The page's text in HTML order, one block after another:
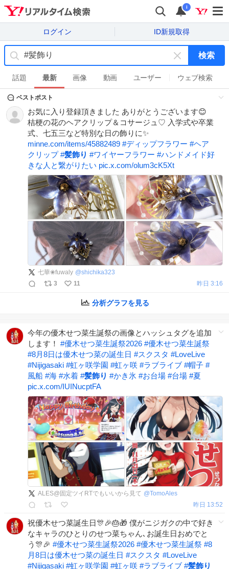
i
ログイン ID新規取得
キ
ー
ワ
ド
を
す
検索
話題 最新 画像 動画 ユーザー ウェブ検索
ベストポスト
お気に入り登録頂きました ありがとうございます😊
桔梗の花のヘアクリップ＆コサージュ♡ 入学式や卒業
式、七五三など特別な日の飾りに✨
minne.com/items/45882489 #ディップフラワー #ヘア
クリップ #髪飾り #ワイヤーフラワー #ハンドメイド好
きな人と繋がりたい pic.x.com/olum3cK5Xt
七華❀fuwaly @shichika323
3
11 昨日 3:16
分析グラフを見る
今年の優木せつ菜生誕祭の画像とハッシュタグを追加
します！ #優木せつ菜生誕祭2026 #優木せつ菜生誕祭
#8月8日は優木せつ菜の誕生日 #スクスタ #LoveLive
#Nijigasaki #虹ヶ咲学園 #虹ヶ咲 #ラブライブ #帽子 #
風船 #海 #水着 #髪飾り #かき氷 #お台場 #台場 #夏
pic.x.com/IUINucptFA
ALES@固定ツイRTでもいいから見て @TomoAles
昨日 13:52
祝優木せつ菜誕生日🎊🎉🎂🎁 僕がニジガクの中で好き
なキャラのひとりのせつ菜ちゃん､お誕生日おめでと
う🎊🎉 #優木せつ菜生誕祭2026 #優木せつ菜生誕祭 #8
月8日は優木せつ菜の誕生日 #スクスタ #LoveLive
#Nijigasaki #虹ヶ咲学園 #虹ヶ咲 #ラブライブ #髪飾り